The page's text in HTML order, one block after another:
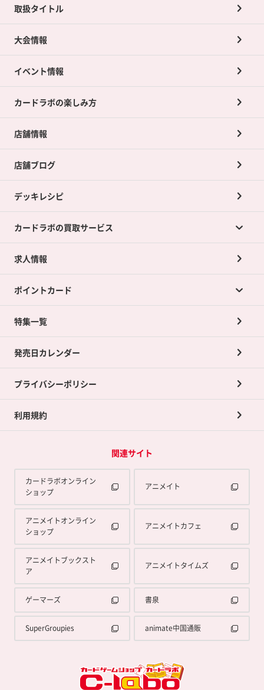
取扱タイトル
大会情報
イベント情報
カードラボの楽しみ方
店舗情報
店舗ブログ
デッキレシピ
カードラボの買取サービス
カードラボの買取サービスTOP
店舗買取について
ネット買取について
買取承諾書について
求人情報
ポイントカード
ポイントカードTOP
ポイント交換景品
特集一覧
発売日カレンダー
プライバシーポリシー
利用規約
関連サイト
カードラボオンライン
ショップ
アニメイト
アニメイトオンライン
ショップ
アニメイトカフェ
アニメイトブックスト
ア
アニメイトタイムズ
ゲーマーズ 書泉
SuperGroupies animate中国通販